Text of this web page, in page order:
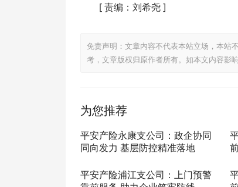
[责编：刘希尧]
免责声明：文章内容不代表本站立场，本站
考，文章版权归原作者所有。如本文内容影
为您推荐
平安产险永康支公司：政企协同
同向发力 基层防控精准落地
平安产险浦江支公司：上门预警